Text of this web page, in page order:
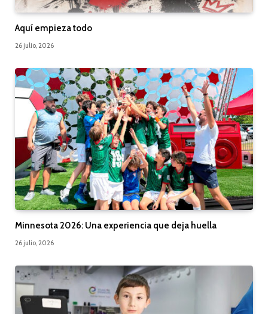
Aquí empieza todo
26 julio, 2026
Minnesota 2026: Una experiencia que deja huella
26 julio, 2026